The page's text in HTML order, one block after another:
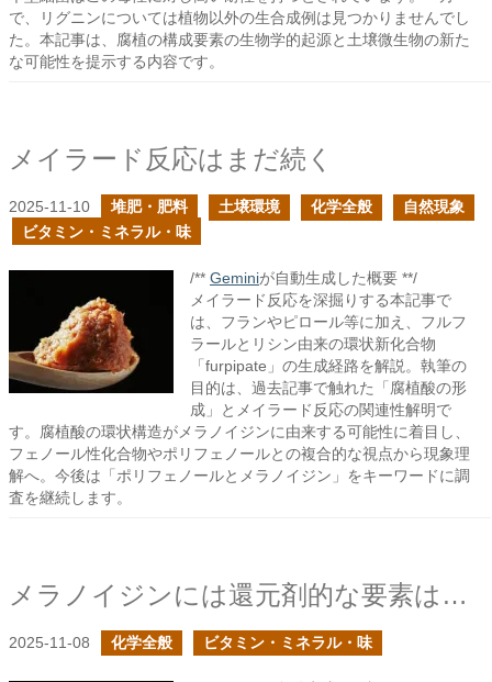
で、リグニンについては植物以外の生合成例は見つかりませんでし
た。本記事は、腐植の構成要素の生物学的起源と土壌微生物の新た
な可能性を提示する内容です。
メイラード反応はまだ続く
2025-11-10 堆肥・肥料 土壌環境 化学全般
自然現象
ビタミン・ミネラル・味
/** Geminiが自動生成した概要 **/
メイラード反応を深掘りする本記事で
は、フランやピロール等に加え、フルフ
ラールとリシン由来の環状新化合物
「furpipate」の生成経路を解説。執筆の
目的は、過去記事で触れた「腐植酸の形
成」とメイラード反応の関連性解明で
す。腐植酸の環状構造がメラノイジンに由来する可能性に着目し、
フェノール性化合物やポリフェノールとの複合的な視点から現象理
解へ。今後は「ポリフェノールとメラノイジン」をキーワードに調
査を継続します。
メラノイジンには還元剤的な要素はあるか？
2025-11-08 化学全般 ビタミン・ミネラル・味